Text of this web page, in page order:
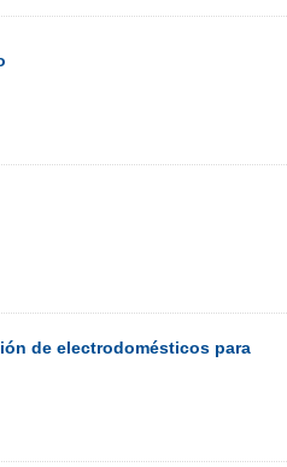
de electrodomésticos para